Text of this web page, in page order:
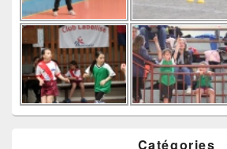
Catégories